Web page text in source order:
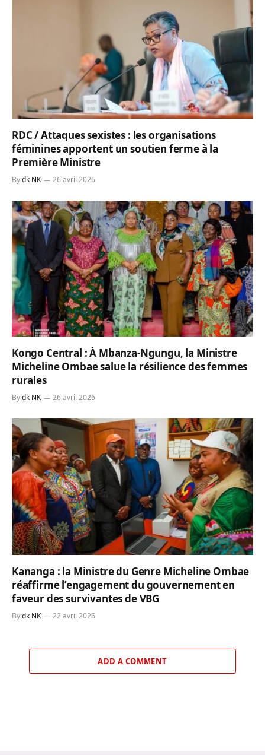
RDC / Attaques sexistes : les organisations
féminines apportent un soutien ferme à la
Première Ministre
Bydk NK 26 avril 2026
Kongo Central : À Mbanza-Ngungu, la Ministre
Micheline Ombae salue la résilience des femmes
rurales
Bydk NK 26 avril 2026
Kananga : la Ministre du Genre Micheline Ombae
réaffirme l’engagement du gouvernement en
faveur des survivantes de VBG
Bydk NK 22 avril 2026
ADD A COMMENT